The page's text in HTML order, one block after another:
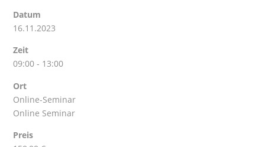
Datum
16.11.2023
Zeit
09:00 - 13:00
Ort
Online-Seminar
Online Seminar
Preis